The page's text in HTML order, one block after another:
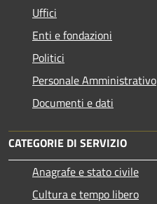
Uffici
Enti e fondazioni
Politici
Personale Amministrativo
Documenti e dati
CATEGORIE DI SERVIZIO
Anagrafe e stato civile
Cultura e tempo libero